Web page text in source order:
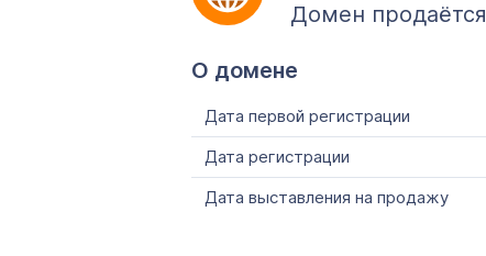
Домен продаётся
О домене
Дата первой регистрации
Дата регистрации
Дата выставления на продажу